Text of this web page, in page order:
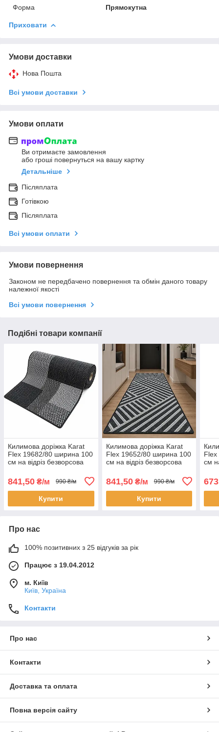
Форма
Прямокутна
Приховати
Умови доставки
Нова Пошта
Всі умови доставки
Умови оплати
Ви отримаєте замовлення
або гроші повернуться на вашу картку
Детальніше
Післяплата
Готівкою
Післяплата
Всі умови оплати
Умови повернення
Законом не передбачено повернення та обмін даного товару
належної якості
Всі умови повернення
Подібні товари компанії
Килимова доріжка Karat
Flex 19682/80 ширина 100
см на відріз безворсова
(ціна за пог. м)
841,50 ₴/м 990 ₴/м
Купити
Килимова доріжка Karat
Flex 19652/80 ширина 100
см на відріз безворсова
(ціна за пог. м)
841,50₴/м 990 ₴/м
Купити
см
Про нас
100% позитивних з 25 відгуків за рік
Працює з 19.04.2012
м. Київ
Київ, Україна
Контакти
Про нас
Контакти
Доставка та оплата
Повна версія сайту